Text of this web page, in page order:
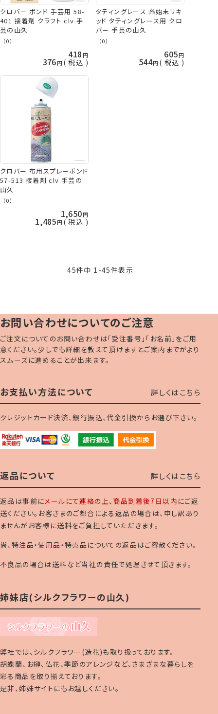
クロバー ボンド 手芸用 58-
401 接着剤 クラフト clv 手
芸の山久
（0）
418
376 税込
タティングレース 糸始末リキ
ッド タティングレース用 クロ
バー 手芸の山久
（0）
605
544 税込
クロバー 布用スプレーボンド
57-513 接着剤 clv 手芸の
山久
（0）
1,650
1,485 税込
45件中 1 -45件表示
お問い合わせについてのご注意
ご注文についてのお問い合わせは「受注番号」「お名前」をご用
意ください。少しでも詳細を教えて頂けますとご案内までがより
スムーズに進めることが出来ます。
お支払い方法について 詳しくはこちら
クレジットカード決済、銀行振込、代金引換からお選び下さい。
返品について 詳しくはこちら
返品は事前にメールにて連絡の上、 商品到着後7日以内 にご返
送ください。お客さまのご都合による返品の場合は、申し訳あり
ませんがお客様に送料をご負担していただきます。
尚、特注品・使用品・特売品についての返品はご容赦ください。
不良品の場合は送料など当社の責任で処理させて頂きます。
姉妹店(シルクフラワーの山久)
弊社では、シルクフラワー(造花)も取り扱っております。
胡蝶蘭、お榊、仏花、季節のアレンジなど、さまざまな暮らしを
彩る商品を取り揃えております。
是非、姉妹サイトにもお越しください。